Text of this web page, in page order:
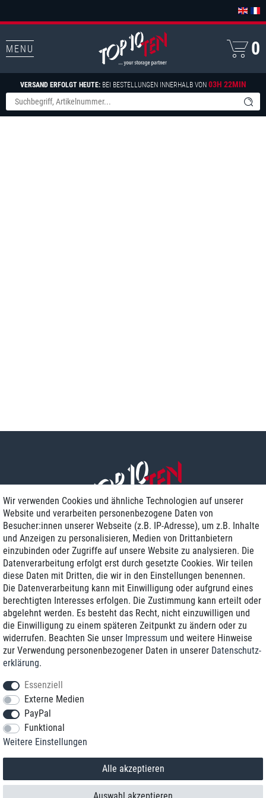
MENU
VERSAND ERFOLGT HEUTE:BEI BESTELLUNGEN INNERHALB VON 03H 22MIN
0
Zustellung am nächsten Werktag
Günstiger Versand
Generalüberholt mit Garantie
+49 8989 96160*
*Sie erreichen uns zum Ortstarif von Montag bis Freitag von 9 Uhr - 18 Uhr.
© 2018 TOP TEN Computervertrieb GmbH
Wir verwenden Cookies und ähnliche Technologien auf unserer
Website und verarbeiten personenbezogene Daten von
Besucher:innen unserer Webseite (z.B. IP-Adresse), um z.B. Inhalte
und Anzeigen zu personalisieren, Medien von Drittanbietern
einzubinden oder Zugriffe auf unsere Website zu analysieren. Die
Datenverarbeitung erfolgt erst durch gesetzte Cookies. Wir teilen
diese Daten mit Dritten, die wir in den Einstellungen benennen.
Die Datenverarbeitung kann mit Einwilligung oder aufgrund eines
berechtigten Interesses erfolgen. Die Zustimmung kann erteilt oder
abgelehnt werden. Es besteht das Recht, nicht einzuwilligen und
die Einwilligung zu einem späteren Zeitpunkt zu ändern oder zu
widerrufen. Beachten Sie unser Impressum und weitere Hinweise
zur Verwendung personenbezogener Daten in unserer Daten­schutz­
erklärung.
Essenziell
Externe Medien
PayPal
Funktional
Weitere Einstellungen
Alle akzeptieren